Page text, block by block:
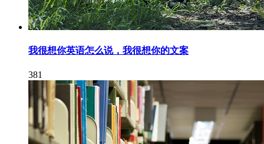
我很想你英语怎么说，我很想你的文案
381